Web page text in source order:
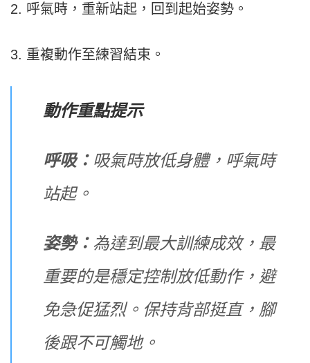
2. 呼氣時，重新站起，回到起始姿勢。
3. 重複動作至練習結束。
動作重點提示
呼吸： 吸氣時放低身體，呼氣時
站起。
姿勢： 為達到最大訓練成效，最
重要的是穩定控制放低動作，避
免急促猛烈。保持背部挺直，腳
後跟不可觸地。